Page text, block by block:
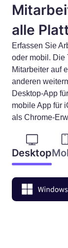
alle
Erfassen Sie
oder mobil. Die
Mitarbeiter auf
anderen
Desktop-App
mobile App für
als Chrome-
Desktop